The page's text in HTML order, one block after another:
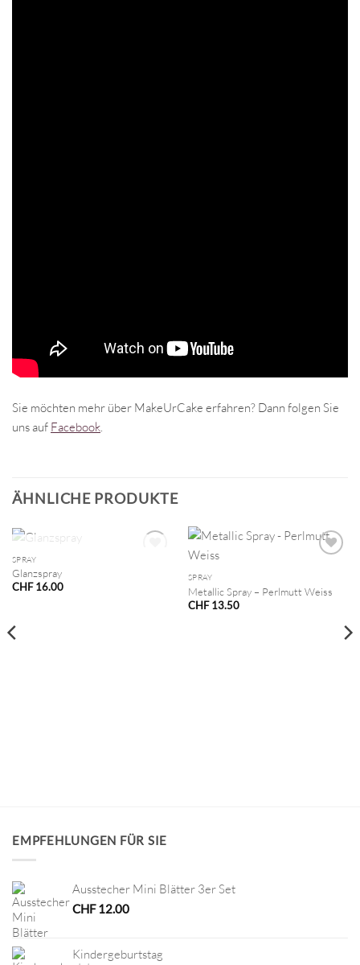
Sie möchten mehr über MakeUrCake erfahren? Dann folgen Sie
uns auf Facebook.
ÄHNLICHE PRODUKTE
SPRAY
Glanzspray
CHF16.00
SPRAY
Metallic Spray – Perlmutt Weiss
CHF13.50
EMPFEHLUNGEN FÜR SIE
Ausstecher Mini Blätter 3er Set
CHF12.00
Kindergeburtstag